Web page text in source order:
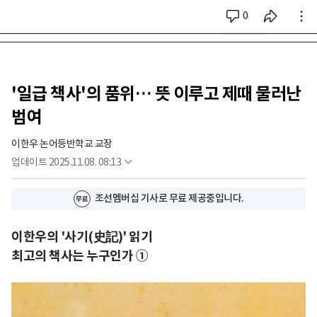
0
시리즈 전체
'일급 책사'의 품위… 뜻 이루고 제때 물러난
범여
이한우 논어등반학교 교장
업데이트 2025.11.08. 08:13
조선멤버십 기사로 무료 제공중입니다.
이한우의 '사기(史記)' 읽기
최고의 책사는 누구인가 ①